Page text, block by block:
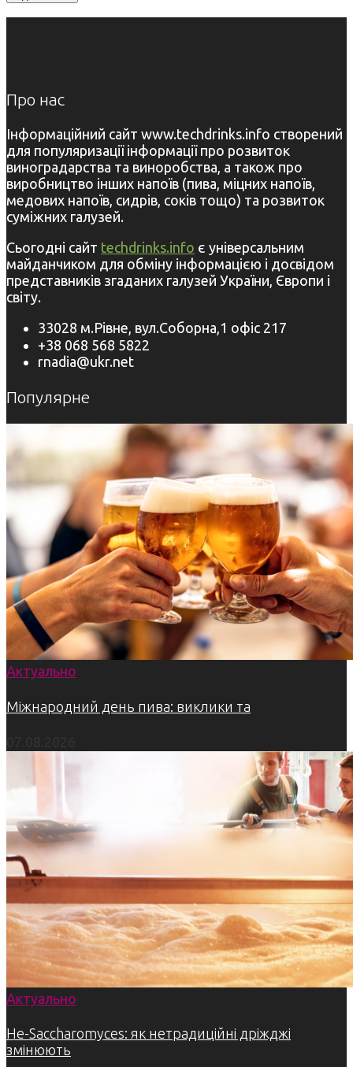
Про нас
Інформаційний сайт www.techdrinks.info створений
для популяризації інформації про розвиток
виноградарства та виноробства, а також про
виробництво інших напоїв (пива, міцних напоїв,
медових напоїв, сидрів, соків тощо) та розвиток
суміжних галузей.
Сьогодні сайт techdrinks.info є універсальним
майданчиком для обміну інформацією і досвідом
представників згаданих галузей України, Європи і
світу.
33028 м.Рівне, вул.Соборна,1 офіс 217
+38 068 568 5822
rnadia@ukr.net
Популярне
Актуально
Міжнародний день пива: виклики та
Актуально
Не-Saccharomyces: як нетрадиційні дріжджі
змінюють